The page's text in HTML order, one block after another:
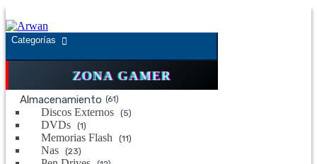
Saltar
a
la
navegación
Saltar
al
contenido
Categorías
ZONA GAMER
Almacenamiento (61)
Discos Externos (5)
DVDs (1)
Memorias Flash (11)
Nas (23)